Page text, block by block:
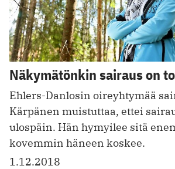
Näkymätönkin sairaus on
Ehlers-Danlosin oireyhtymää
Kärpänen muistuttaa, ettei
ulospäin. Hän hymyilee sitä
kovemmin häneen koskee.
1.12.2018